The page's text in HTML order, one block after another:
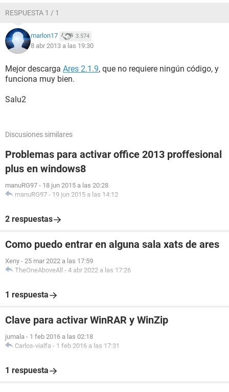
RESPUESTA 1 / 1
marlon17 3.574
8 abr 2013 a las 19:30
Mejor descarga Ares 2.1.9, que no requiere ningún código, y
funciona muy bien.
Salu2
Discusiones similares
Problemas para activar office 2013 proffesional
plus en windows8
manuRG97 - 18 jun 2015 a las 20:28
manuRG97 - 19 jun 2015 a las 14:12
2 respuestas
Como puedo entrar en alguna sala xats de ares
Xeny - 25 mar 2022 a las 17:59
TheOneAboveAll - 4 abr 2022 a las 17:26
1 respuesta
Clave para activar WinRAR y WinZip
jumala - 1 feb 2016 a las 02:18
Carlos-vialfa - 1 feb 2016 a las 17:31
1 respuesta